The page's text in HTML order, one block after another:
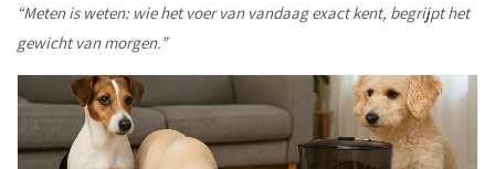
“Meten is weten: wie het voer van vandaag exact kent, begrijpt het
gewicht van morgen.”